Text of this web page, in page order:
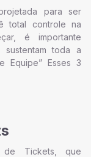
para ser
total controle na
é importante
toda a
Equipe” Esses 3
Tickets, que